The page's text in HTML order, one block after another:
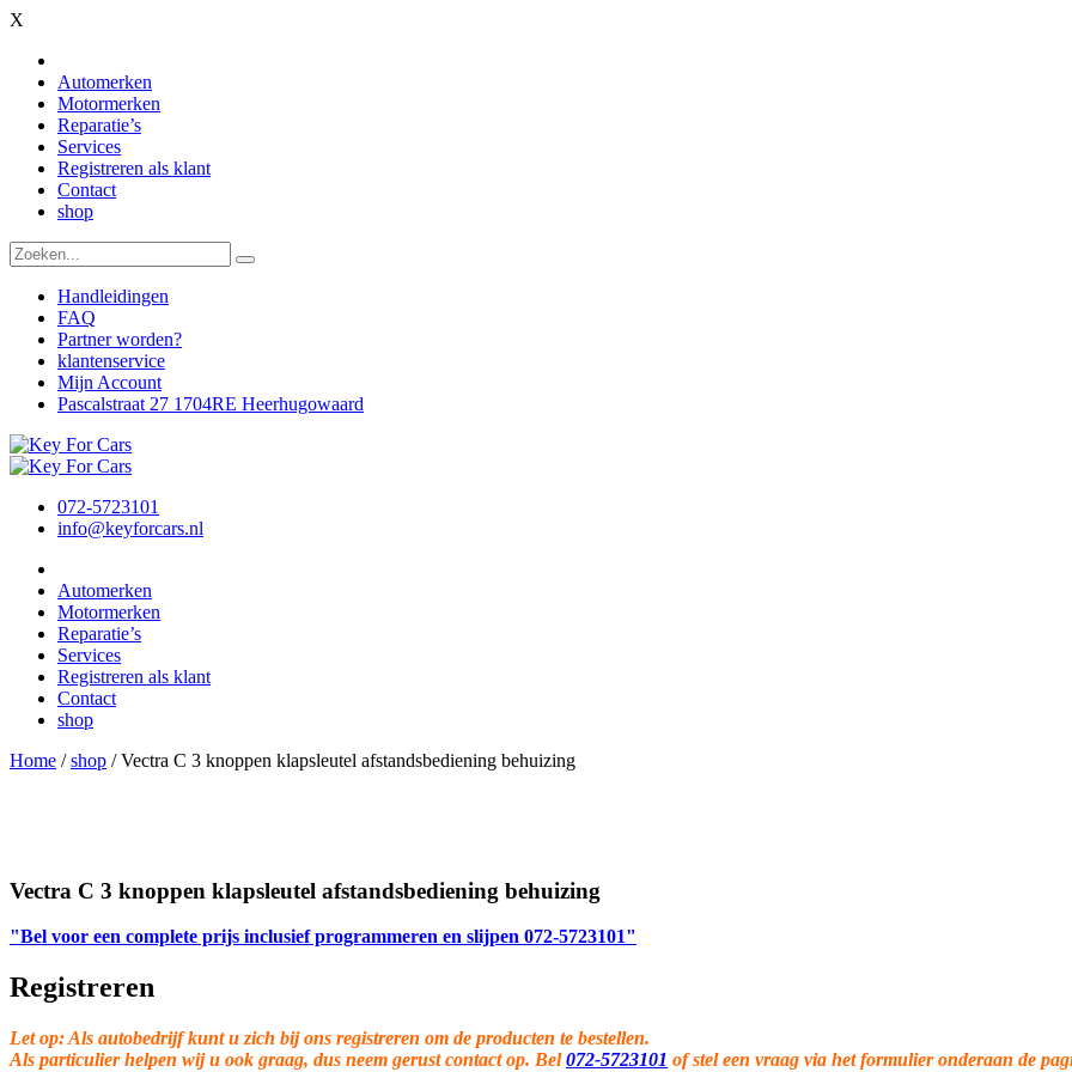
X
Automerken
Motormerken
Reparatie’s
Services
Registreren als klant
Contact
shop
Handleidingen
FAQ
Partner worden?
klantenservice
Mijn Account
Pascalstraat 27 1704RE Heerhugowaard
072-5723101
info@keyforcars.nl
Automerken
Motormerken
Reparatie’s
Services
Registreren als klant
Contact
shop
Home /shop /Vectra C 3 knoppen klapsleutel afstandsbediening behuizing
Vectra C 3 knoppen klapsleutel afstandsbediening behuizing
"Bel voor een complete prijs inclusief programmeren en slijpen 072-5723101"
Registreren
Let op: Als autobedrijf kunt u zich bij ons registreren om de producten te bestellen.
Als particulier helpen wij u ook graag, dus neem gerust contact op. Bel072-5723101 of stel een vraag via het formulier onderaan de